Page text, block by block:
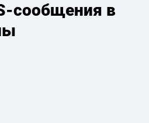
сообщения в